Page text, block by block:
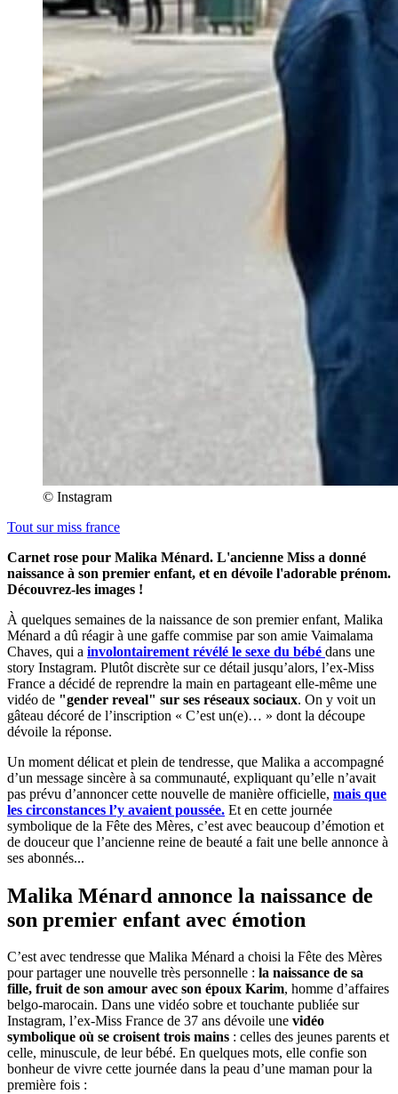
© Instagram
Tout surmiss france
Carnet rose pour Malika Ménard. L'ancienne Miss a donné
naissance à son premier enfant, et en dévoile l'adorable prénom.
Découvrez-les images !
À quelques semaines de la naissance de son premier enfant, Malika
Ménard a dû réagir à une gaffe commise par son amie Vaimalama
Chaves, qui a involontairement révélé le sexe du bébé dans une
story Instagram. Plutôt discrète sur ce détail jusqu’alors, l’ex-Miss
France a décidé de reprendre la main en partageant elle-même une
vidéo de "gender reveal" sur ses réseaux sociaux. On y voit un
gâteau décoré de l’inscription « C’est un(e)… » dont la découpe
dévoile la réponse.
Un moment délicat et plein de tendresse, que Malika a accompagné
d’un message sincère à sa communauté, expliquant qu’elle n’avait
pas prévu d’annoncer cette nouvelle de manière officielle, mais que
les circonstances l’y avaient poussée. Et en cette journée
symbolique de la Fête des Mères, c’est avec beaucoup d’émotion et
de douceur que l’ancienne reine de beauté a fait une belle annonce à
ses abonnés...
Malika Ménard annonce la naissance de
son premier enfant avec émotion
C’est avec tendresse que Malika Ménard a choisi la Fête des Mères
pour partager une nouvelle très personnelle : la naissance de sa
fille, fruit de son amour avec son époux Karim, homme d’affaires
belgo-marocain. Dans une vidéo sobre et touchante publiée sur
Instagram, l’ex-Miss France de 37 ans dévoile une vidéo
symbolique où se croisent trois mains : celles des jeunes parents et
celle, minuscule, de leur bébé. En quelques mots, elle confie son
bonheur de vivre cette journée dans la peau d’une maman pour la
première fois :